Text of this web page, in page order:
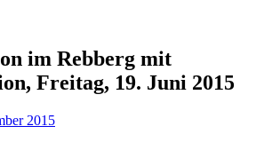
im Rebberg mit
Freitag, 19. Juni 2015
2015